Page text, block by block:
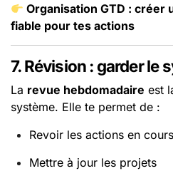
Organisation GTD : créer
fiable pour tes actions
7. Révision : garder le
La revue hebdomadaire est
système. Elle te permet de :
Revoir les actions en cours
Mettre à jour les projets